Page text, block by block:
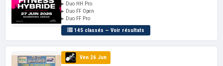
▸ Duo HH Pro
▸ Duo FF Open
▸ Duo FF Pro
145 classés — Voir résultats
Ven 26 Jun